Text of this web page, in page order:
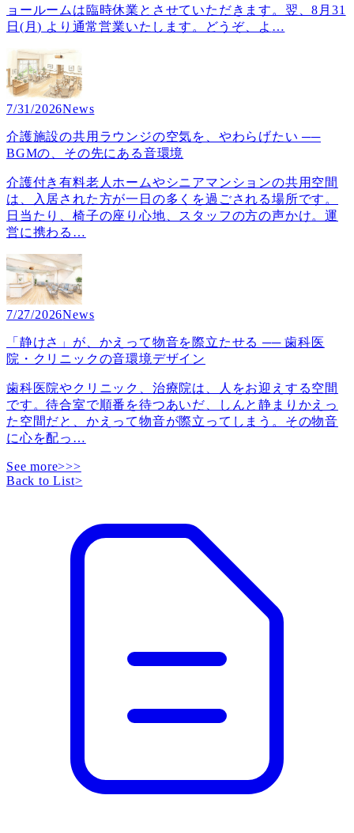
ョールームは臨時休業とさせていただきます。翌、8月31
日(月) より通常営業いたします。どうぞ、よ …
7/31/2026News
介護施設の共用ラウンジの空気を、やわらげたい ──
BGMの、その先にある音環境
介護付き有料老人ホームやシニアマンションの共用空間
は、入居された方が一日の多くを過ごされる場所です。
日当たり、椅子の座り心地、スタッフの方の声かけ。運
営に携わる …
7/27/2026News
「静けさ」が、かえって物音を際立たせる ── 歯科医
院・クリニックの音環境デザイン
歯科医院やクリニック、治療院は、人をお迎えする空間
です。待合室で順番を待つあいだ、しんと静まりかえっ
た空間だと、かえって物音が際立ってしまう。その物音
に心を配っ …
See more>>>
Back to List>